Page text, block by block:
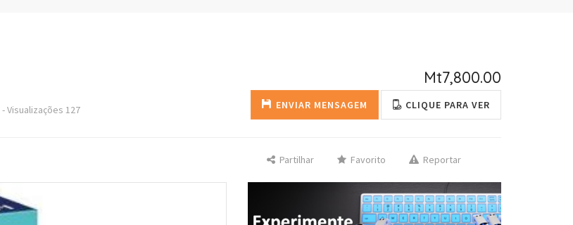
-Visualizações 127
Mt7,800.00
ENVIAR MENSAGEM CLIQUE PARA VER
Partilhar Favorito Reportar